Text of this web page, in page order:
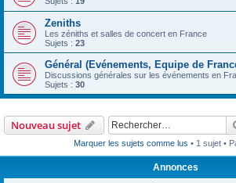
Zeniths
Les zéniths et salles de concert en France
Sujets : 23
Général (Evénements, Equipe de
Discussions générales sur les événements en
Sujets : 30
Nouveau sujet
Marquer les sujets comme lus • 1 sujet •
Annonces